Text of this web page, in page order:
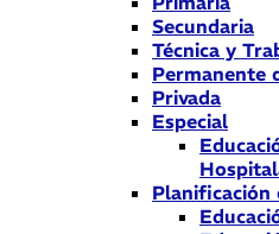
Secundaria
Técnica y
Permanente
Privada
Especial
Planificación